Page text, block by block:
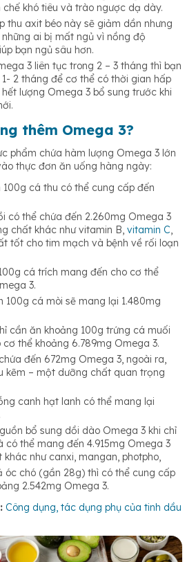
khó tiêu và trào ngược dạ dày.
thu axit béo này sẽ giảm dần nhưng
ai bị mất ngủ vì nồng độ
bạn ngủ sâu hơn.
3 liên tục trong 2 – 3 tháng thì bạn
2 tháng để cơ thể có thời gian hấp
lượng Omega 3 bổ sung trước khi
thêm Omega 3?
phẩm chứa hàm lượng Omega 3 lớn
thực đơn ăn uống hàng ngày:
100g cá thu có thể cung cấp đến
có thể chứa đến 2.260mg Omega 3
chất khác như vitamin B, vitamin C,
tốt cho tim mạch và bệnh về rối loạn
cá trích mang đến cho cơ thể
3.
100g cá mòi sẽ mang lại 1.480mg
cần ăn khoảng 100g trứng cá muối
thể khoảng 6.789mg Omega 3.
đến 672mg Omega 3, ngoài ra,
kẽm – một dưỡng chất quan trọng
canh hạt lanh có thể mang lại
bổ sung dồi dào Omega 3 khi chỉ
có thể mang đến 4.915mg Omega 3
như canxi, mangan, photpho,
óc chó (gần 28g) thì có thể cung cấp
2.542mg Omega 3.
Công dụng, tác dụng phụ của tinh dầu